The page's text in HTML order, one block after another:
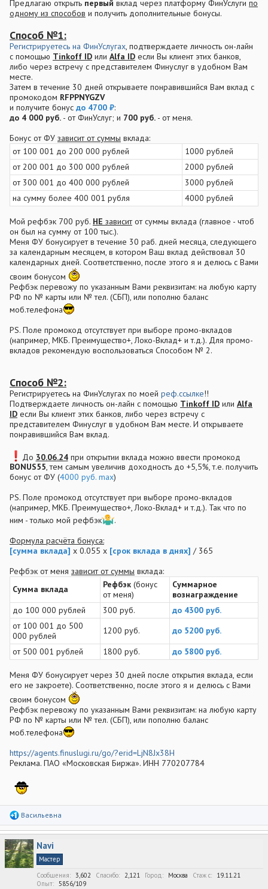
Предлагаю открыть первый вклад через платформу ФинУслуги по
одному из способов и получить дополнительные бонусы.
Способ №1:
Регистрируетесь на ФинУслугах , подтверждаете личность он-лайн
с помощью Tinkoff ID или Alfa ID если Вы клиент этих банков,
либо через встречу с представителем Финуслуг в удобном Вам
месте.
Затем в течение 30 дней открываете понравившийся Вам вклад с
промокодом RFPPNYGZV
и получите бонус до 4700 ₽:
до 4 000 руб. - от ФинУслуг; и 700 руб. - от меня.
Бонус от ФУ зависит от суммы вклада:
от 100 001 до 200 000 рублей
1000 рублей
от 200 001 до 300 000 рублей
2000 рублей
от 300 001 до 400 000 рублей
3000 рублей
на сумму более 400 001 рубля
4000 рублей
Мой рефбэк 700 руб. НЕ зависитот суммы вклада (главное - чтоб
он был на сумму от 100 тыс.).
Меня ФУ бонусирует в течение 30 раб. дней месяца, следующего
за календарным месяцем, в котором Ваш вклад действовал 30
календарных дней. Соответственно, после этого я и делюсь с Вами
своим бонусом
Рефбэк перевожу по указанным Вами реквизитам: на любую карту
РФ по № карты или № тел. (СБП), или пополню баланс
моб.телефона
PS. Поле промокод отсутствует при выборе промо-вкладов
(например, МКБ. Преимущество+, Локо-Вклад+ и т.д.). Для промо-
вкладов рекомендую воспользоваться Способом № 2.
Способ №2:
Регистрируетесь на ФинУслугах по моей реф.ссылке!!
Подтверждаете личность он-лайн с помощью Tinkoff ID или Alfa
ID если Вы клиент этих банков, либо через встречу с
представителем Финуслуг в удобном Вам месте. И открываете
понравившийся Вам вклад.
До 30.06.24при открытии вклада можно ввести промокод
BONUS55, тем самым увеличив доходность до +5,5%, т.е. получить
бонус от ФУ (4000 руб. max)
PS. Поле промокод отсутствует при выборе промо-вкладов
(например, МКБ. Преимущество+, Локо-Вклад+ и т.д.). Так что по
ним - только мой рефбэк
.
Формула расчёта бонуса:
[сумма вклада] x 0.055 x [срок вклада в днях] / 365
Рефбэк от меня зависит от суммы вклада:
Сумма вклада
Рефбэк (бонус
от меня)
Суммарное
вознаграждение
до 100 000 рублей
300 руб.
до 4300 руб.
от 100 001 до 500
000 рублей
1200 руб.
до 5200 руб.
от 500 001 рублей
1800 руб. до 5800 руб.
Меня ФУ бонусирует через 30 дней после открытия вклада, если
его не закроете). Соответственно, после этого я и делюсь с Вами
своим бонусом
Рефбэк перевожу по указанным Вами реквизитам: на любую карту
РФ по № карты или № тел. (СБП), или пополню баланс
моб.телефона
https://agents.finuslugi.ru/go/?erid=LjN8Jx38H
Реклама. ПАО «Московская Биржа». ИНН 770207784
Р
а
к
ц
и
и
Васильевна
Navi
Мастер
Сообщения
3,602 Спасибо 2,121 Город Москва Стаж c
19.11.21
Опыт
5856/109